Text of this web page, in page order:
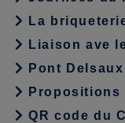
La
Liaison ave
Pont Delsaux
Propositions
QR code du